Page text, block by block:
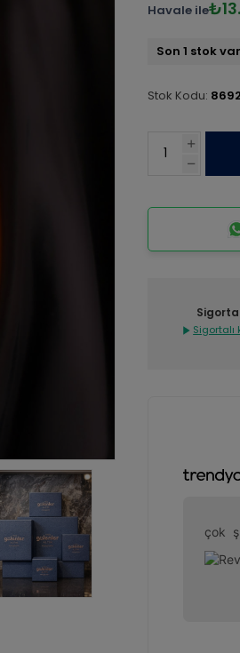
Havale ile
Son 1 stok var
Stok Kodu:
Sigortalı
çok